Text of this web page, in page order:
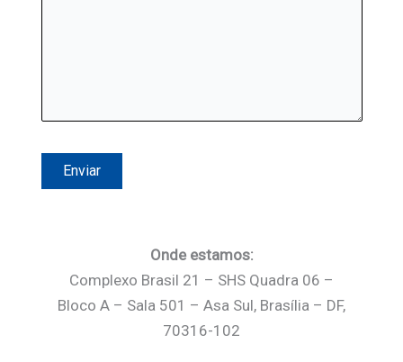
Onde estamos:
Complexo Brasil 21 – SHS Quadra 06 –
Bloco A – Sala 501 – Asa Sul, Brasília – DF,
70316-102